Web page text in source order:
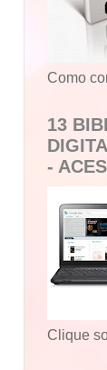
Como
13
-
Clique